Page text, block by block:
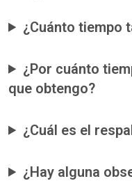
¿Cuánto tiempo
¿Por cuánto
que obtengo?
¿Cuál es el
¿Hay alguna